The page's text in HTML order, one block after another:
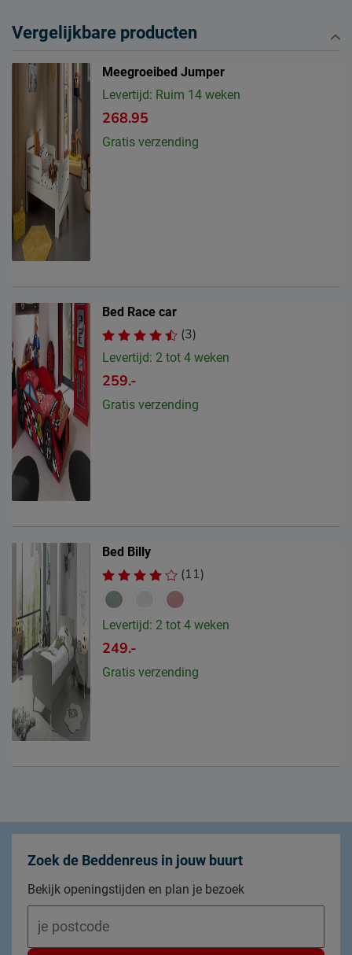
Vergelijkbare producten
Meegroeibed Jumper
Levertijd: Ruim 14 weken
268.95
Gratis verzending
Bed Race car
(3)
Levertijd: 2 tot 4 weken
259.-
Gratis verzending
Bed Billy
(11)
Levertijd: 2 tot 4 weken
249.-
Gratis verzending
Zoek de Beddenreus in jouw buurt
Bekijk openingstijden en plan je bezoek